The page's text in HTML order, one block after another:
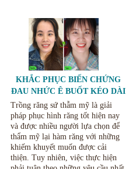
KHẮC PHỤC BIẾN CHỨNG
ĐAU NHỨC Ê BUỐT KÉO DÀI
KHI LÀM RĂNG SỨ
Trồng răng sứ thẫm mỹ là giải
pháp phục hình răng tốt hiện nay
và được nhiều người lựa chọn để
thẩm mỹ lại hàm răng với những
khiếm khuyết muốn được cải
thiện. Tuy nhiên, việc thực hiện